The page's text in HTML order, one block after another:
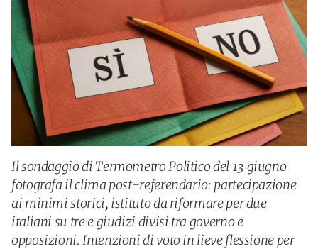
Il sondaggio di Termometro Politico del 13 giugno
fotografa il clima post-referendario: partecipazione
ai minimi storici, istituto da riformare per due
italiani su tre e giudizi divisi tra governo e
opposizioni. Intenzioni di voto in lieve flessione per